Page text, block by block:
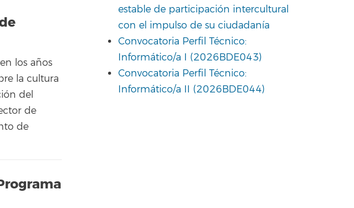
los años
la cultura
del
de
de
estable de participación intercultural
con el impulso de su ciudadanía
Convocatoria Perfil Técnico:
Informático/a I (2026BDE043)
Convocatoria Perfil Técnico:
Informático/a II (2026BDE044)